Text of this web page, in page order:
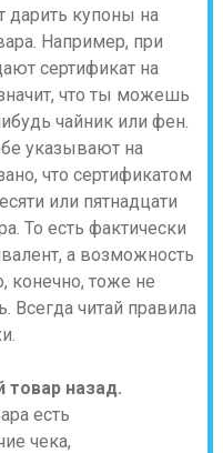
дарить купоны на
Например, при
сертификат на
что ты можешь
чайник или фен.
указывают на
что сертификатом
или пятнадцати
То есть фактически
а возможность
конечно, тоже не
Всегда читай правила
товар назад.
есть
чека,